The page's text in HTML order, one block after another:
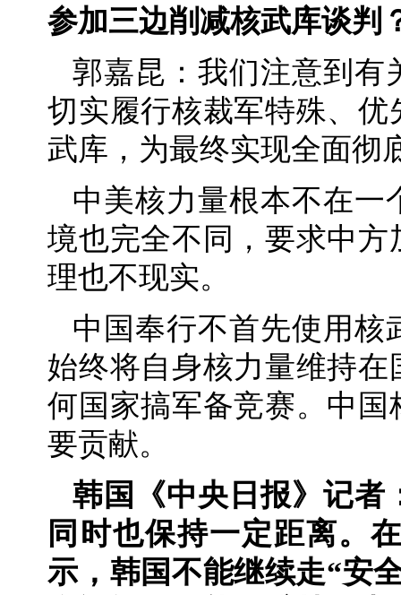
参加三边削减核武库谈判
郭嘉昆：我们注意到有
切实履行核裁军特殊、
武库，为最终实现全面彻
中美核力量根本不在一
境也完全不同，要求中
理也不现实。
中国奉行不首先使用核
始终将自身核力量维持
何国家搞军备竞赛。中
要贡献。
韩国《中央日报》记者
同时也保持一定距离。
示，韩国不能继续走“安